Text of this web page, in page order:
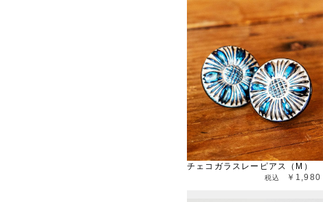
チェコガラスレーピアス（M）
￥1,980